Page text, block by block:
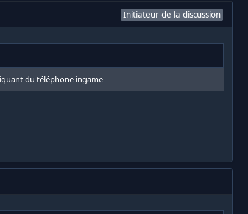
Initiateur de la discussion
du téléphone ingame